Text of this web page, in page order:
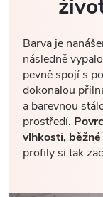
Barva je
následně
pevně spojí s
dokonalou
a barevnou
prostředí.
vlhkosti,
profily si tak